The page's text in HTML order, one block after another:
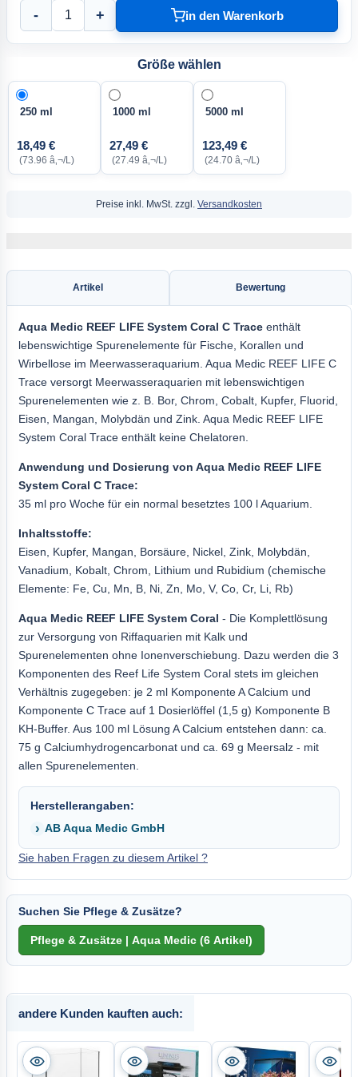
- + in den Warenkorb
Größe wählen
250 ml
18,49 €
(73.96 â‚¬/L)
1000 ml
27,49 €
(27.49 â‚¬/L)
5000 ml
123,49 €
(24.70 â‚¬/L)
Preise inkl. MwSt. zzgl. Versandkosten
Artikel Bewertung
Aqua Medic REEF LIFE System Coral C Trace enthält
lebenswichtige Spurenelemente für Fische, Korallen und
Wirbellose im Meerwasseraquarium. Aqua Medic REEF LIFE C
Trace versorgt Meerwasseraquarien mit lebenswichtigen
Spurenelementen wie z. B. Bor, Chrom, Cobalt, Kupfer, Fluorid,
Eisen, Mangan, Molybdän und Zink. Aqua Medic REEF LIFE
System Coral Trace enthält keine Chelatoren.
Anwendung und Dosierung von Aqua Medic REEF LIFE
System Coral C Trace:
35 ml pro Woche für ein normal besetztes 100 l Aquarium.
Inhaltsstoffe:
Eisen, Kupfer, Mangan, Borsäure, Nickel, Zink, Molybdän,
Vanadium, Kobalt, Chrom, Lithium und Rubidium (chemische
Elemente: Fe, Cu, Mn, B, Ni, Zn, Mo, V, Co, Cr, Li, Rb)
Aqua Medic REEF LIFE System Coral - Die Komplettlösung
zur Versorgung von Riffaquarien mit Kalk und
Spurenelementen ohne Ionenverschiebung. Dazu werden die 3
Komponenten des Reef Life System Coral stets im gleichen
Verhältnis zugegeben: je 2 ml Komponente A Calcium und
Komponente C Trace auf 1 Dosierlöffel (1,5 g) Komponente B
KH-Buffer. Aus 100 ml Lösung A Calcium entstehen dann: ca.
75 g Calciumhydrogencarbonat und ca. 69 g Meersalz - mit
allen Spurenelementen.
Herstellerangaben:
AB Aqua Medic GmbH
Sie haben Fragen zu diesem Artikel ?
Suchen Sie Pflege & Zusätze?
andere Kunden kauften auch: